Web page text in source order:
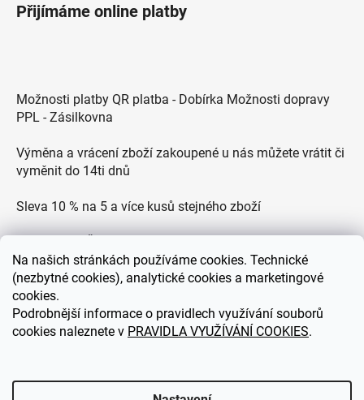
Na našich stránkách používáme cookies. Technické
(nezbytné cookies), analytické cookies a marketingové
cookies.
Podrobnější informace o pravidlech využívání souborů
cookies naleznete v PRAVIDLA VYUŽÍVÁNÍ COOKIES.
Přijímáme online platby
Možnosti platby QR platba - Dobírka Možnosti dopravy
PPL - Zásilkovna
Výměna a vrácení zboží zakoupené u nás můžete vrátit či
vyměnit do 14ti dnů
Sleva 10 % na 5 a více kusů stejného zboží
Zákaznická podpora každý všední den od 9.00 do 18.00
hodin
eDEKOR.cz